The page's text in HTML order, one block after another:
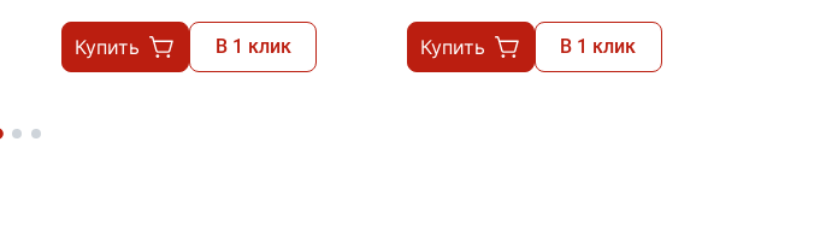
Купить В 1 клик Купить В 1 клик